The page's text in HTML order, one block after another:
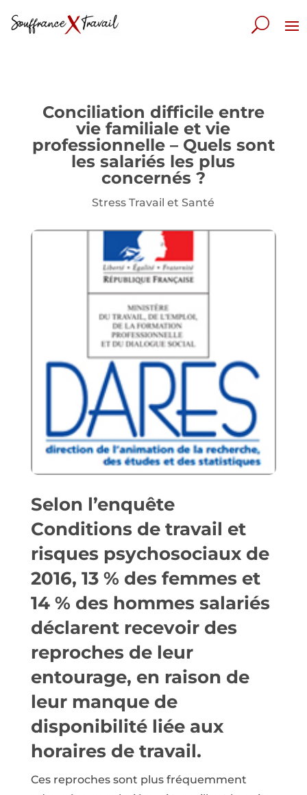
Conciliation difficile entre
vie familiale et vie
professionnelle – Quels sont
les salariés les plus
concernés ?
Stress Travail et Santé
Selon l’enquête
Conditions de travail et
risques psychosociaux de
2016, 13 % des femmes et
14 % des hommes salariés
déclarent recevoir des
reproches de leur
entourage, en raison de
leur manque de
disponibilité liée aux
horaires de travail.
Ces reproches sont plus fréquemment